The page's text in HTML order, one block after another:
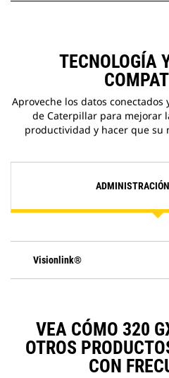
análisis.
TECNOLOGÍA
Aproveche los datos
de Caterpillar para mejorar
productividad y hacer que su
Visionlink®
VEA CÓMO 320
OTROS
CON